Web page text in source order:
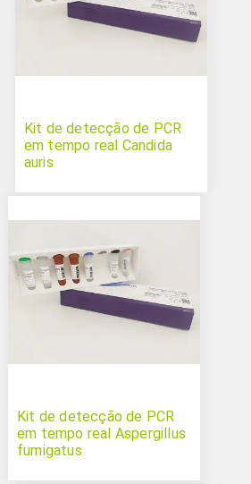
Kit de detecção de PCR
em tempo real Candida
auris
Kit de detecção de PCR
em tempo real Aspergillus
fumigatus